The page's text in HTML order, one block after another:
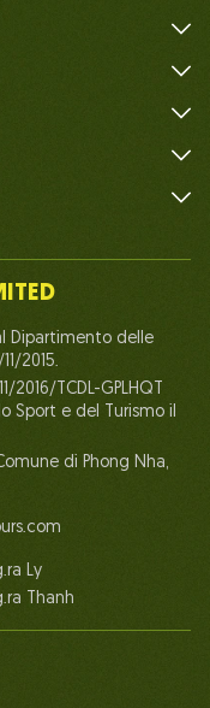
Dipartimento delle
2015.
2016/TCDL-GPLHQT
Sport e del Turismo il
di Phong Nha,
Ly
Thanh